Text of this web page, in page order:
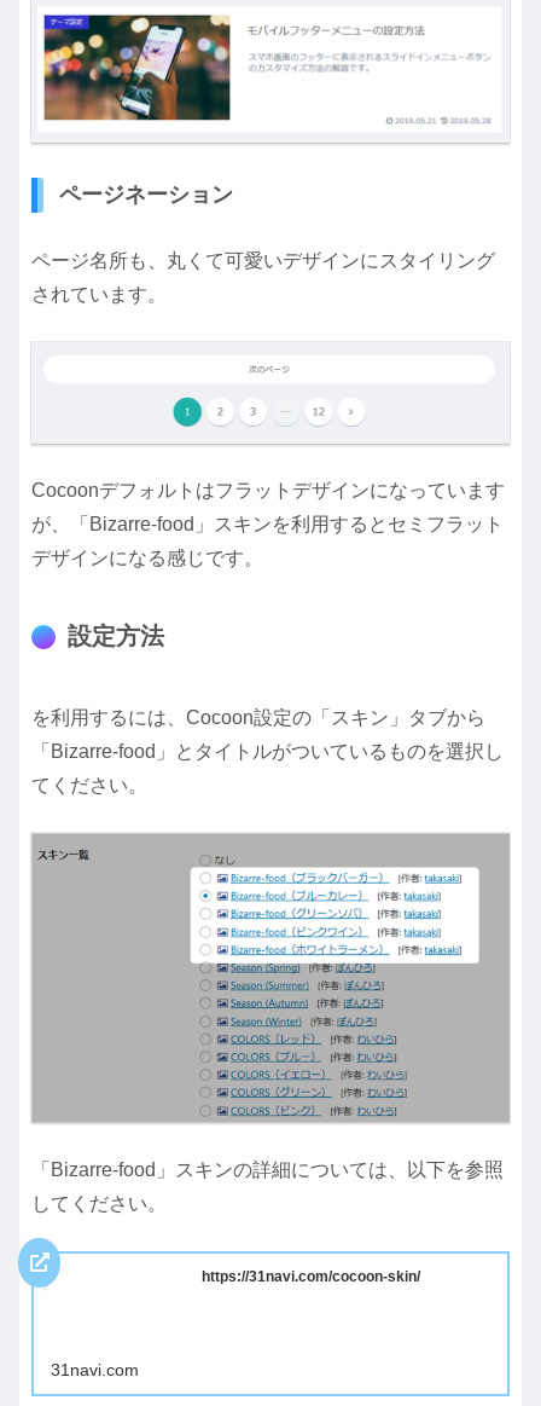
ページネーション
ページ名所も、丸くて可愛いデザインにスタイリング
されています。
Cocoonデフォルトはフラットデザインになっています
が、「Bizarre-food」スキンを利用するとセミフラット
デザインになる感じです。
設定方法
を利用するには、Cocoon設定の「スキン」タブから
「Bizarre-food」とタイトルがついているものを選択し
てください。
「Bizarre-food」スキンの詳細については、以下を参照
してください。
https://31navi.com/cocoon-skin/
31navi.com